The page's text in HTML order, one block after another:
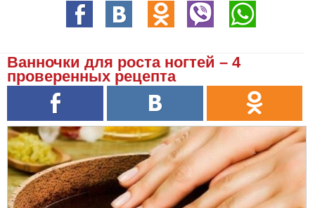
Ванночки для роста ногтей – 4
проверенных рецепта